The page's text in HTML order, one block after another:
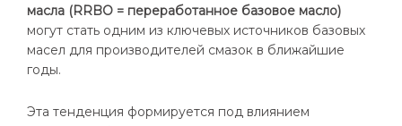
масла (RRBO = переработанное базовое масло)
могут стать одним из ключевых источников базовых
масел для производителей смазок в ближайшие
годы.
Эта тенденция формируется под влиянием